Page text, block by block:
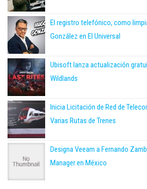
El registro telefónico, como
González en El Universal
Ubisoft lanza actualización
Wildlands
Inicia Licitación de Red de
Varias Rutas de Trenes
Designa Veeam a Fernando
Manager en México